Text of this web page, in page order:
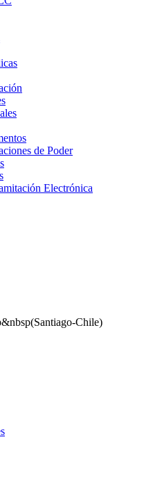
de Poder
Electrónica
Chile)